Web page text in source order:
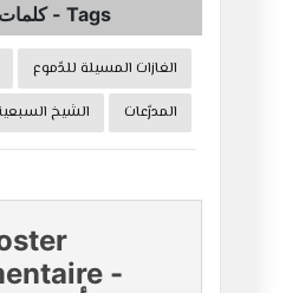
Tags
-
الغازات المسيلة للدّموع
المدرّعات
الشيخ
-